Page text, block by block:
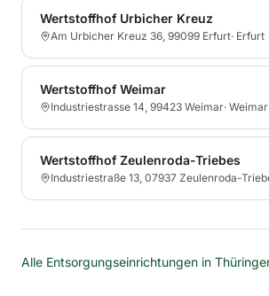
Wertstoffhof Urbicher Kreuz
Am Urbicher Kreuz 36, 99099 Erfurt· Erfurt
Wertstoffhof Weimar
Industriestrasse 14, 99423 Weimar· Weimar
Wertstoffhof Zeulenroda-Triebes
Industriestraße 13, 07937 Zeulenroda-
Alle Entsorgungseinrichtungen in